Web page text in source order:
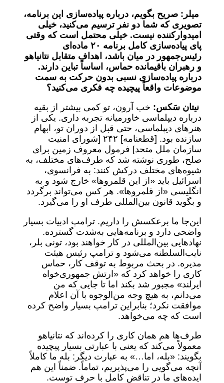
میلر: صریح بگویم، درباره پیاده‌سازی این برنامه،
تصویری که شما دو نفر ترسیم می‌کنید، خیلی
امیدوارکننده نیست. خیلی محتمل است که وقتی
پای پیاده‌سازی کامل برنامه ۲۰ ماده‌ای
رئیس‌جمهور در میان باشد، اهداف متقابل نتانیاهو
و رهبران باقیمانده حماس، اساساً تباین دارند.
درباره پیاده‌سازی نسبی بدون حرکت به سمت
موضوعات واقعاً پیچیده چه فکری می‌کنید؟
نیتان سَکس: خب آرون، تو کمی بیشتر از بقیه
درباره دیپلماسی خاورمیانه تجربه داری. یکی از
هنرهای دیپلماسی، حتی قبل از دوران تو، ابهام
سازنده بود. [قطعنامه] ۲۴۲ [شورای امنیت
سازمان ملل متحد] فرمول معروف زمین برای
صلح، طوری نوشته شد که طرف‌های مختلف، به
شیوه‌های مختلف درکش کنند: به فرانسوی،
اسرائیل باید «از این قلمروها» خارج شود و به
انگلیسی «از قلمروها». هر کس می‌تواند برگردد
و بگوید قانون بین‌المللی طرف او را می‌گیرد.
این‌جا ما برعکسش را داریم. ترامپ ادبیات بسیار
واضحی دارد و برنامه‌هایی به‌شدت گسترده.
نهادهایی بین‌المللی در کار خواهند بود، تونی بلر،
نایب‌السلطنه می‌‌شود و ترامپ رئیس هیئت
مدیره. در بحث مربوط به توقف کار، حماس
کاری را خواهد کرد که «ارتش جمهوری‌خواه
ایرلند» مجبور شد بکند اما تا جایی که من
می‌دانم، به هیچ وجه من‌الوجوه با آن اعلام
موافقت نکرد؛ بنابراین ترامپ بسیار واضح کرده
است که چه می‌خواهد.
طرف‌ها هم همان کاری را کرده‌اند که نتانیاهو
معمولاً می‌کند که یعنی با عبارتی بسیار پیچیده
بگویند: «بله، اما…» به عبارت دیگر: بله ما کاملاً
آنچه می‌گویی را می‌پذیریم،‌ تماماً. ضمناً این هم
ایده‌های ما در تناقض کامل با حرف توست.